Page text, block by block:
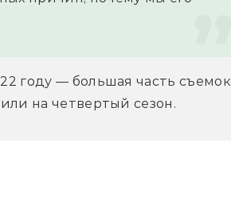
году — большая часть съемок
на четвертый сезон.